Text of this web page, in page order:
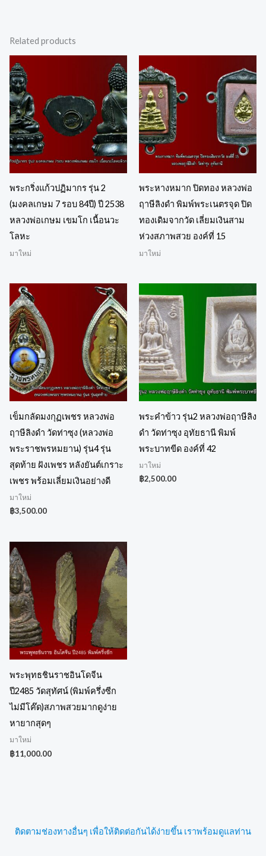
Related products
พระกริ่งแก้วปฏิมากร รุ่น 2
(มงคลเกษม 7 รอบ 84ปี) ปี 2538
หลวงพ่อเกษม เขมโก เนื้อนวะ
โลหะ
มาใหม่
พระหางหมาก ปิดทอง หลวงพ่อ
ฤาษีลิงดำ พิมพ์พระเนตรจุด ปิด
ทองเดิมจากวัด เลี่ยมเงินสาม
ห่วงสภาพสวย องค์ที่ 15
มาใหม่
เข็มกลัดมงกุฏเพชร หลวงพ่อ
ฤาษีลิงดำ วัดท่าซุง (หลวงพ่อ
พระราชพรหมยาน) รุ่น4 รุ่น
สุดท้าย ฝังเพชร หลังยันต์เกราะ
เพชร พร้อมเลี่ยมเงินอย่างดี
มาใหม่
฿3,500.00
พระคำข้าว รุ่น2 หลวงพ่อฤาษีลิง
ดำ วัดท่าซุง อุทัยธานี พิมพ์
พระบาทขีด องค์ที่ 42
มาใหม่
฿2,500.00
พระพุทธชินราชอินโดจีน
ปี2485 วัดสุทัศน์ (พิมพ์ครึ่งซีก
ไม่มีโค๊ด)สภาพสวยมากดูง่าย
หายากสุดๆ
มาใหม่
฿11,000.00
ติดตามช่องทางอื่นๆ เพื่อให้ติดต่อกันได้ง่ายขึ้น เราพร้อมดูแลท่าน